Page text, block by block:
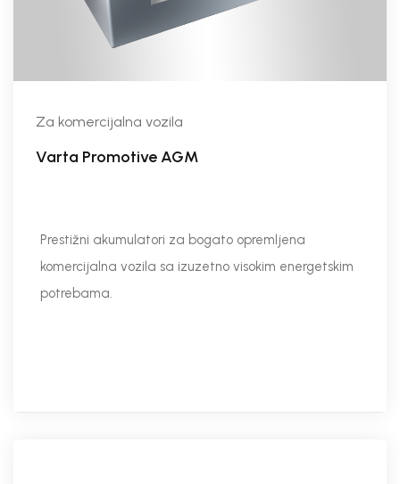
Za komercijalna vozila
Varta Promotive AGM
Prestižni akumulatori za bogato opremljena
komercijalna vozila sa izuzetno visokim energetskim
potrebama.